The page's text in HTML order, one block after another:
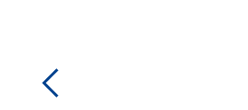
FESTO